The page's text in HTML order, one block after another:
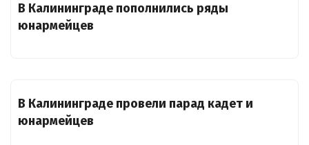
В Калининграде пополнились ряды
юнармейцев
В Калининграде провели парад кадет и
юнармейцев